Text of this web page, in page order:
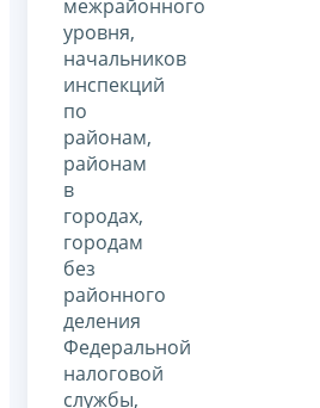
межрайонного
уровня,
начальников
инспекций
по
районам,
районам
в
городах,
городам
без
районного
деления
Федеральной
налоговой
службы,